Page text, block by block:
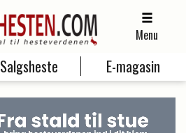
Menu
Salgsheste E-magasin